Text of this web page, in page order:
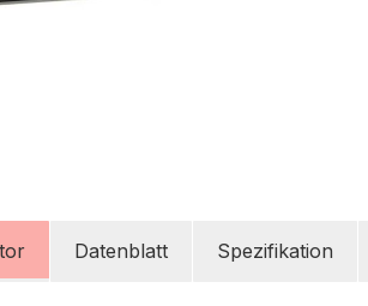
Datenblatt Spezifikation